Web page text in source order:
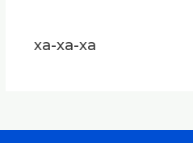
ха-ха-ха